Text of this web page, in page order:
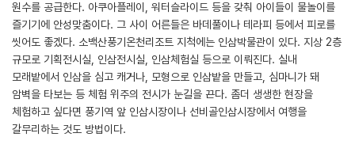
원수를 공급한다. 아쿠아플레이, 워터슬라이드 등을 갖춰 아이들이 물놀이를
즐기기에 안성맞춤이다. 그 사이 어른들은 바데풀이나 테라피 등에서 피로를
씻어도 좋겠다. 소백산풍기온천리조트 지척에는 인삼박물관이 있다. 지상 2층
규모로 기획전시실, 인삼전시실, 인삼체험실 등으로 이뤄진다. 실내
모래밭에서 인삼을 심고 캐거나, 모형으로 인삼밭을 만들고, 심마니가 돼
암벽을 타보는 등 체험 위주의 전시가 눈길을 끈다. 좀더 생생한 현장을
체험하고 싶다면 풍기역 앞 인삼시장이나 선비골인삼시장에서 여행을
갈무리하는 것도 방법이다.